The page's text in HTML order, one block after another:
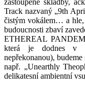
Track nazvaný „9th
čistým vokálem… a
budoucnosti zbaví
ETHEREAL
která je dodnes v
nepřekonanou),
např. „Unearthly
delikatesní ambientní